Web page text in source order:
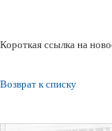
Короткая ссылка на
Возврат к списку